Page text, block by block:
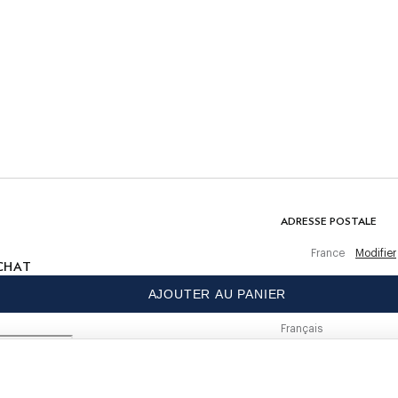
COMPOSITION
AJOUTER AU PANIER
ADRESSE POSTALE
France Modifier
LANGUE
Français